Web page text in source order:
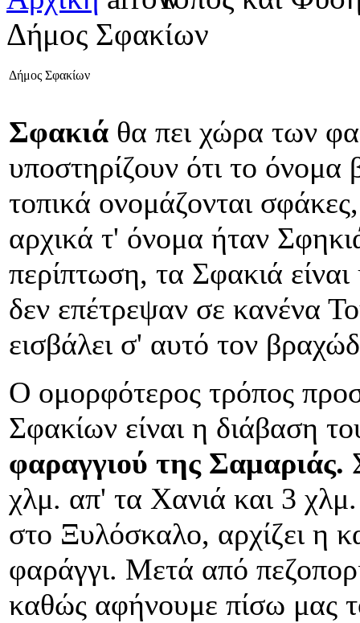
Δήμος Σφακίων
Δήμος Σφακίων
Σφακιά θα πει χώρα των
υποστηρίζουν ότι το όνομα
τοπικά ονομάζονται
αρχικά τ' όνομα ήταν
περίπτωση, τα Σφακιά
δεν επέτρεψαν σε κανένα
εισβάλει σ' αυτό τον
Ο ομορφότερος τρόπος
Σφακίων είναι η διάβαση
φαραγγιού της Σαμαριάς.
χλμ. απ' τα Χανιά και 3
στο Ξυλόσκαλο, αρχίζει η
φαράγγι. Μετά από
καθώς αφήνουμε πίσω μας